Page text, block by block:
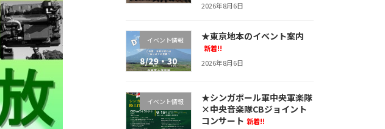
2026年8月6日
イベント情報 ★東京地本のイベント案内
新着!!
2026年8月6日
イベント情報
★シンガポール軍中央軍楽隊
×中央音楽隊CBジョイント
コンサート 新着!!